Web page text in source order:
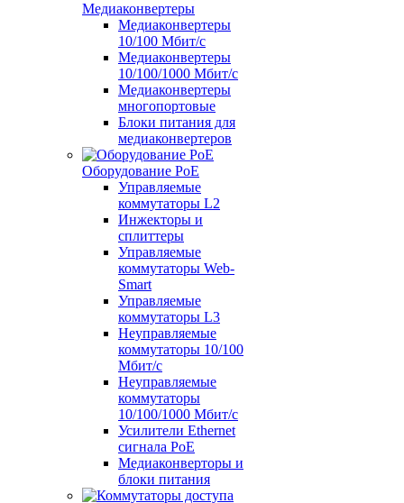
Медиаконвертеры
Медиаконвертеры
10/100 Мбит/с
Медиаконвертеры
10/100/1000 Мбит/c
Медиаконвертеры
многопортовые
Блоки питания для
медиаконвертеров
Оборудование PoE
Управляемые
коммутаторы L2
Инжекторы и
сплиттеры
Управляемые
коммутаторы Web-
Smart
Управляемые
коммутаторы L3
Неуправляемые
коммутаторы 10/100
Мбит/с
Неуправляемые
коммутаторы
10/100/1000 Мбит/с
Усилители Ethernet
сигнала PoE
Медиаконверторы и
блоки питания